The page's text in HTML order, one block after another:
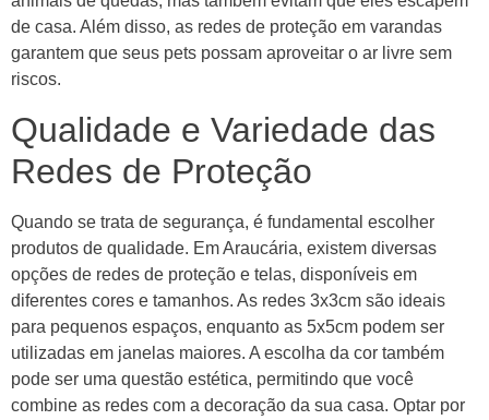
de casa. Além disso, as redes de proteção em varandas
garantem que seus pets possam aproveitar o ar livre sem
riscos.
Qualidade e Variedade das
Redes de Proteção
Quando se trata de segurança, é fundamental escolher
produtos de qualidade. Em Araucária, existem diversas
opções de redes de proteção e telas, disponíveis em
diferentes cores e tamanhos. As redes 3x3cm são ideais
para pequenos espaços, enquanto as 5x5cm podem ser
utilizadas em janelas maiores. A escolha da cor também
pode ser uma questão estética, permitindo que você
combine as redes com a decoração da sua casa. Optar por